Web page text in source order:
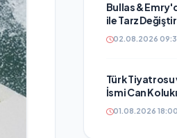
Bullas &
ile Tarz
02.08.2026
Türk Tiyatrosu
İsmi Can
01.08.2026 18:00